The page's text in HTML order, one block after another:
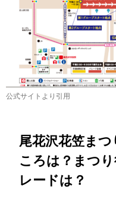
公式サイトより引用
尾花沢花笠ま
ころは？まつ
レードは？